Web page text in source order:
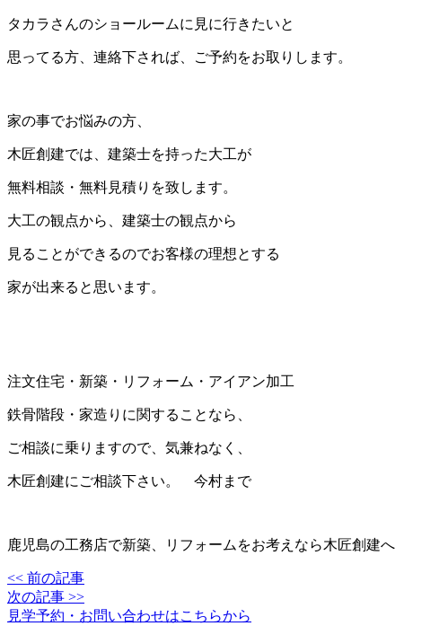
タカラさんのショールームに見に行きたいと
思ってる方、連絡下されば、ご予約をお取りします。
家の事でお悩みの方、
木匠創建では、建築士を持った大工が
無料相談・無料見積りを致します。
大工の観点から、建築士の観点から
見ることができるのでお客様の理想とする
家が出来ると思います。
注文住宅・新築・リフォーム・アイアン加工
鉄骨階段・家造りに関することなら、
ご相談に乗りますので、気兼ねなく、
木匠創建にご相談下さい。 今村まで
鹿児島の工務店で新築、リフォームをお考えなら木匠創建へ
<< 前の記事
次の記事 >>
見学予約・お問い合わせはこちらから